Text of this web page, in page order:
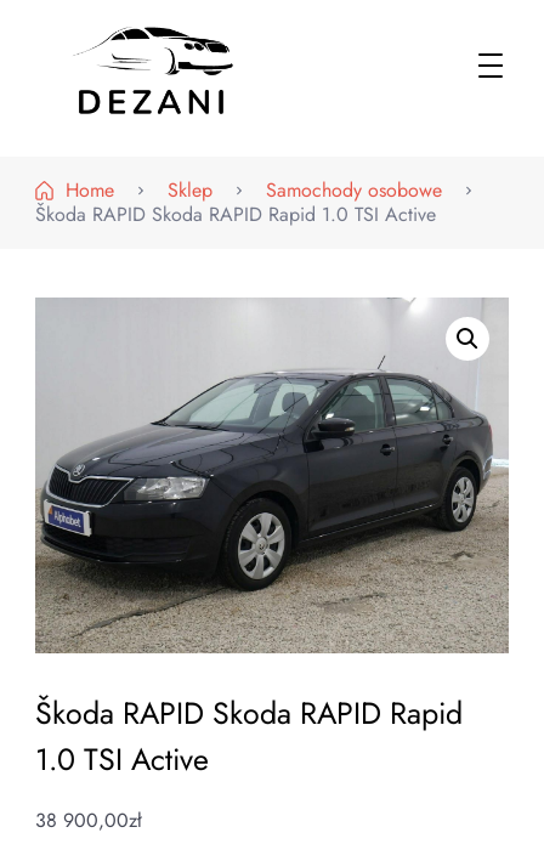
Home
Sklep
Samochody osobowe
Škoda RAPID Skoda RAPID Rapid 1.0 TSI Active
Škoda RAPID Skoda RAPID Rapid
1.0 TSI Active
38 900,00zł